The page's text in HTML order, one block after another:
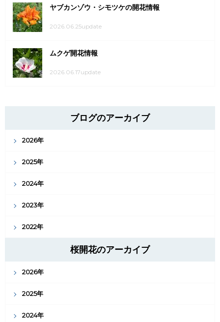
ヤブカンゾウ・シモツケの開花情報
2026.06.25update
ムクゲ開花情報
2026.06.17update
ブログのアーカイブ
2026年
2025年
2024年
2023年
2022年
桜開花のアーカイブ
2026年
2025年
2024年